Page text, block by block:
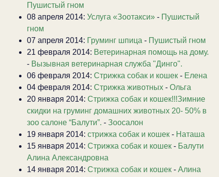
Пушистый гном
08 апреля 2014: Услуга «Зоотакси» - Пушистый
гном
07 апреля 2014: Груминг шпица - Пушистый гном
21 февраля 2014: Ветеринарная помощь на дому.
- Вызывная ветеринарная служба "Динго".
06 февраля 2014: Стрижка собак и кошек - Елена
04 февраля 2014: Стрижка животных - Ольга
20 января 2014: Стрижка собак и кошек!!!Зимние
скидки на груминг домашних животных 20- 50% в
зоо салоне “Балути”. - Зоосалон
19 января 2014: стрижка собак и кошек - Наташа
15 января 2014: Стрижка собак и кошек - Балути
Алина Александровна
14 января 2014: Стрижка собак и кошек - Алина